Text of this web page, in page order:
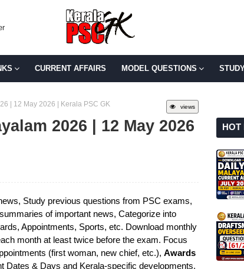
CURRENT AFFAIRS MODEL QUESTIONS
views
| 12 May 2026 | Kerala PSC GK
2026 | 12 May 2026
Study previous questions from PSC exams,
of important news, Categorize into
Appointments, Sports, etc. Download monthly
month at least twice before the exam. Focus
(first woman, new chief, etc.), Awards
Dates & Days and Kerala-specific developments.
HOT